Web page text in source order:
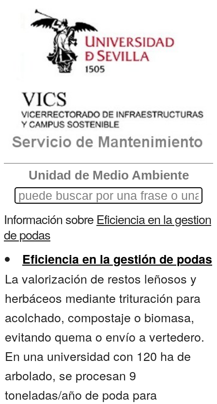
Unidad de Medio Ambiente
Información sobre Eficiencia en la gestion
de podas
Eficiencia en la gestión de podas
La valorización de restos leñosos y
herbáceos mediante trituración para
acolchado, compostaje o biomasa,
evitando quema o envío a vertedero.
En una universidad con 120 ha de
arbolado, se procesan 9
toneladas/año de poda para